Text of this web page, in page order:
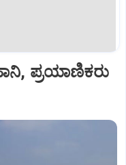
ಪ್ರಯಾಣಿಕರು